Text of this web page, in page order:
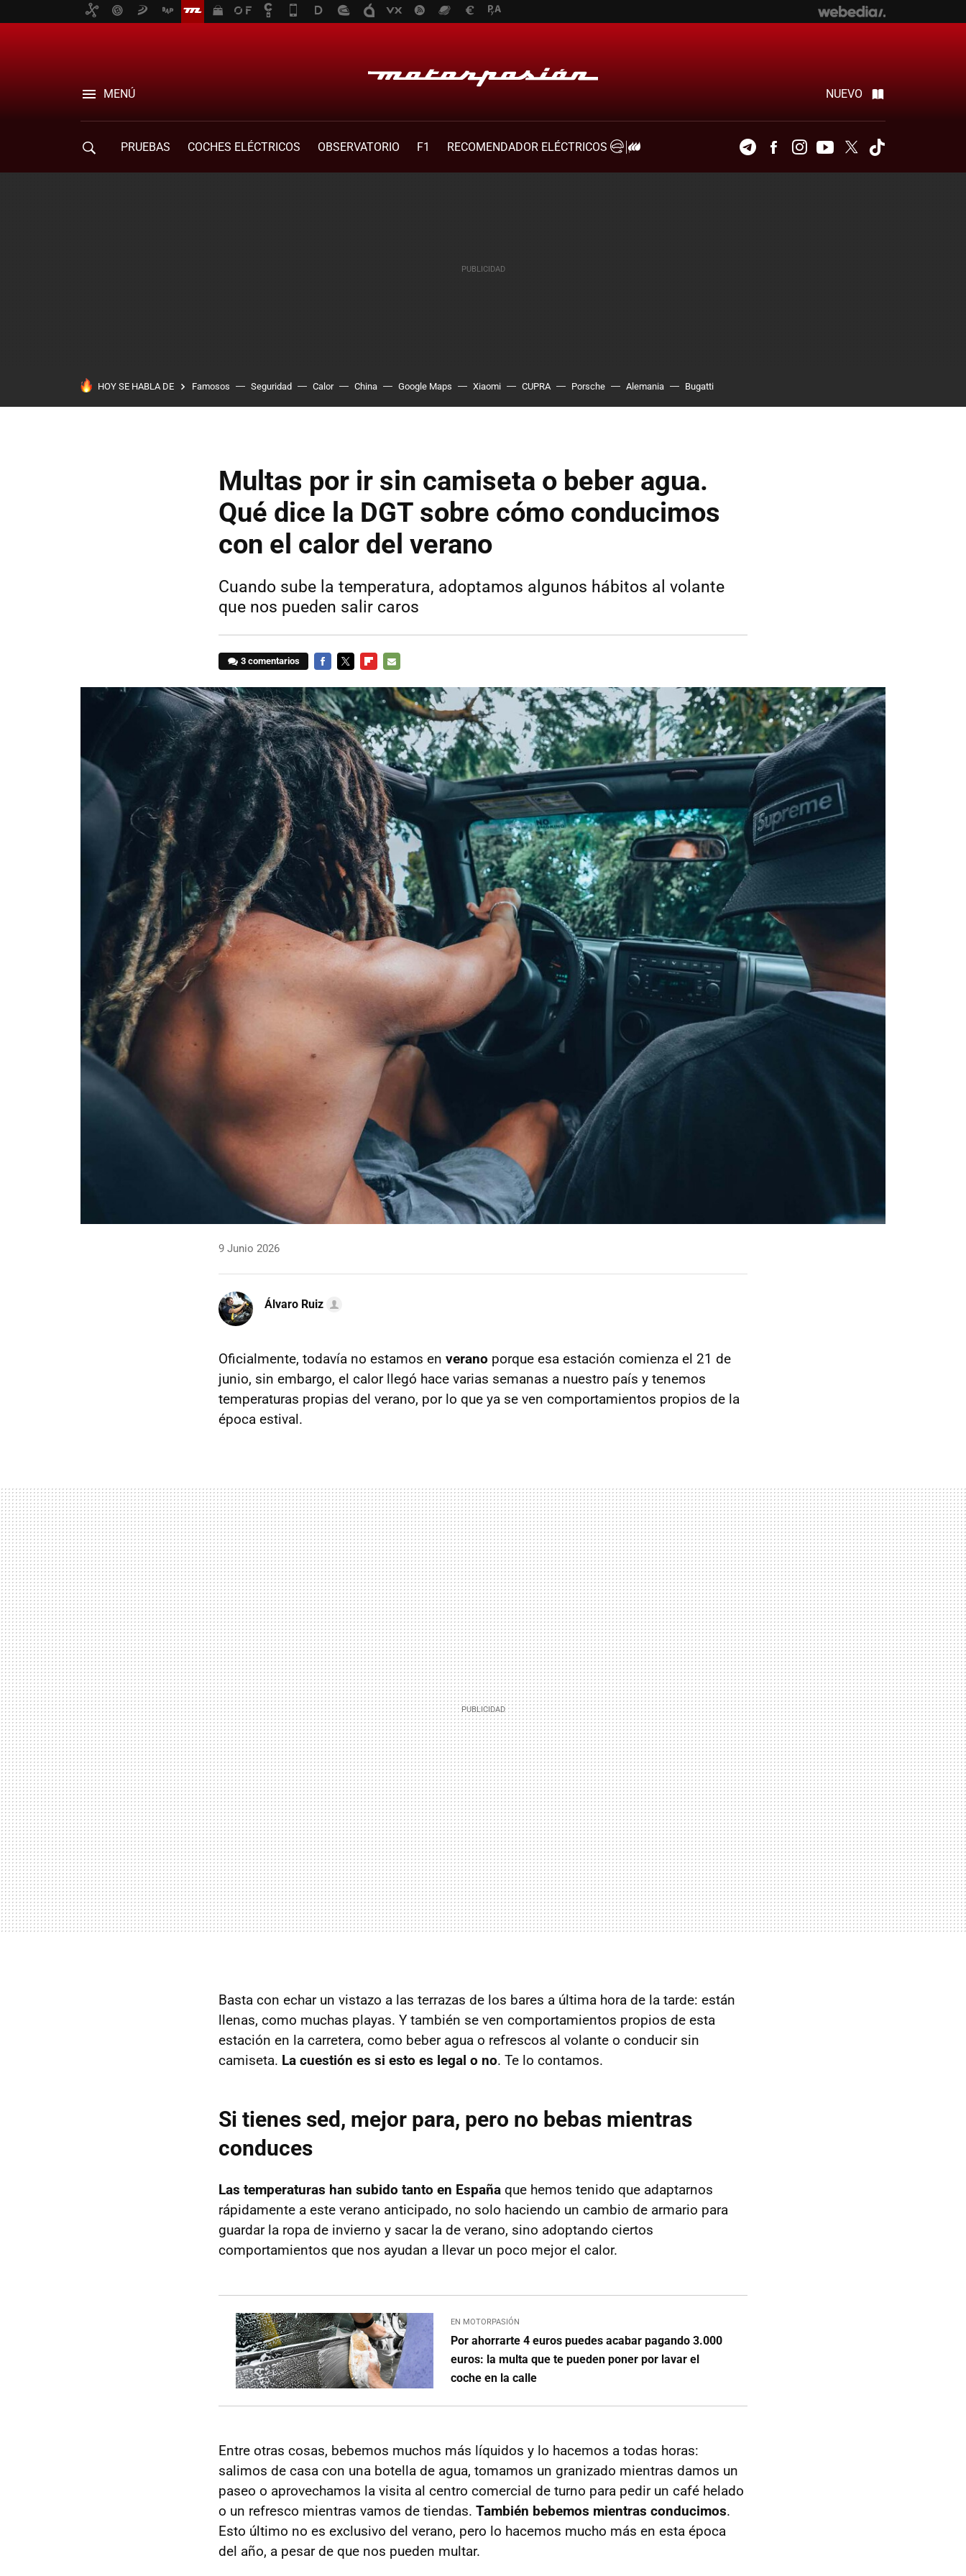
MENÚ NUEVO
PRUEBAS COCHES ELÉCTRICOS OBSERVATORIO F1
RECOMENDADOR ELÉCTRICOS
TelegramFacebookInstagramYoutubeTwitter
HOY SE HABLA DE Famosos Seguridad Calor China Google Maps Xiaomi CUPRA Porsche Alemania Bugatti
Multas por ir sin camiseta o beber agua.
Qué dice la DGT sobre cómo conducimos
con el calor del verano
Cuando sube la temperatura, adoptamos algunos hábitos al volante
que nos pueden salir caros
3 comentarios
MAIL
9 Junio 2026
Álvaro Ruiz
Oficialmente, todavía no estamos en verano porque esa estación comienza el 21 de
junio, sin embargo, el calor llegó hace varias semanas a nuestro país y tenemos
temperaturas propias del verano, por lo que ya se ven comportamientos propios de la
época estival.
Basta con echar un vistazo a las terrazas de los bares a última hora de la tarde: están
llenas, como muchas playas. Y también se ven comportamientos propios de esta
estación en la carretera, como beber agua o refrescos al volante o conducir sin
camiseta. La cuestión es si esto es legal o no. Te lo contamos.
Si tienes sed, mejor para, pero no bebas mientras
conduces
Las temperaturas han subido tanto en España que hemos tenido que adaptarnos
rápidamente a este verano anticipado, no solo haciendo un cambio de armario para
guardar la ropa de invierno y sacar la de verano, sino adoptando ciertos
comportamientos que nos ayudan a llevar un poco mejor el calor.
EN MOTORPASIÓN
Por ahorrarte 4 euros puedes acabar pagando 3.000
euros: la multa que te pueden poner por lavar el
coche en la calle
Entre otras cosas, bebemos muchos más líquidos y lo hacemos a todas horas:
salimos de casa con una botella de agua, tomamos un granizado mientras damos un
paseo o aprovechamos la visita al centro comercial de turno para pedir un café helado
o un refresco mientras vamos de tiendas. También bebemos mientras conducimos.
Esto último no es exclusivo del verano, pero lo hacemos mucho más en esta época
del año, a pesar de que nos pueden multar.